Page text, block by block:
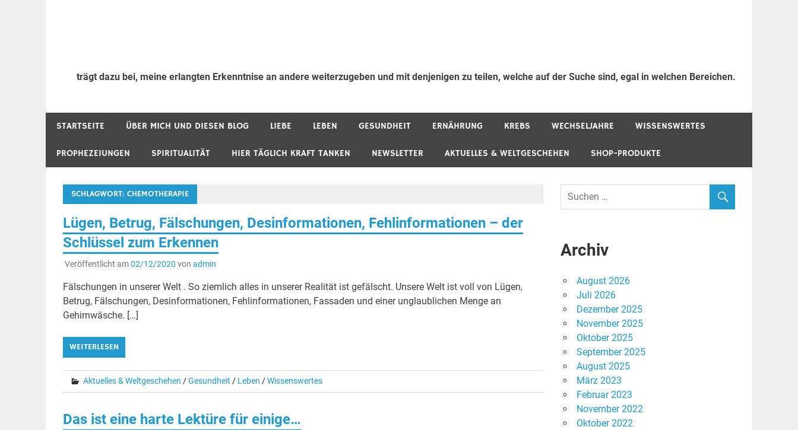
trägt dazu bei, meine erlangten Erkenntnise an andere weiterzugeben und mit denjenigen zu teilen, welche auf der Suche sind, egal in welchen Bereichen.
STARTSEITE ÜBER MICH UND DIESEN BLOG LIEBE LEBEN GESUNDHEIT ERNÄHRUNG KREBS WECHSELJAHRE WISSENSWERTES
PROPHEZEIUNGEN SPIRITUALITÄT HIER TÄGLICH KRAFT TANKEN NEWSLETTER AKTUELLES & WELTGESCHEHEN SHOP-PRODUKTE
SCHLAGWORT: CHEMOTHERAPIE
Lügen, Betrug, Fälschungen, Desinformationen, Fehlinformationen – der
Schlüssel zum Erkennen
Veröffentlicht am02/12/2020 von admin
Fälschungen in unserer Welt . So ziemlich alles in unserer Realität ist gefälscht. Unsere Welt ist voll von Lügen,
Betrug, Fälschungen, Desinformationen, Fehlinformationen, Fassaden und einer unglaublichen Menge an
Gehirnwäsche. […]
WEITERLESEN
Aktuelles & Weltgeschehen /Gesundheit / Leben /Wissenswertes
Das ist eine harte Lektüre für einige…
Archiv
August 2026
Juli 2026
Dezember 2025
November 2025
Oktober 2025
September 2025
August 2025
März 2023
Februar 2023
November 2022
Oktober 2022